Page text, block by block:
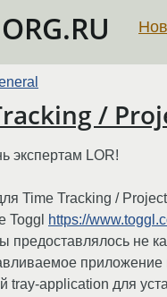
/
экспертам LOR!
Time Tracking /
Toggl
https://
предоставлялось не
tray-application для